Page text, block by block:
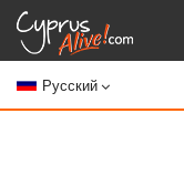
Русский